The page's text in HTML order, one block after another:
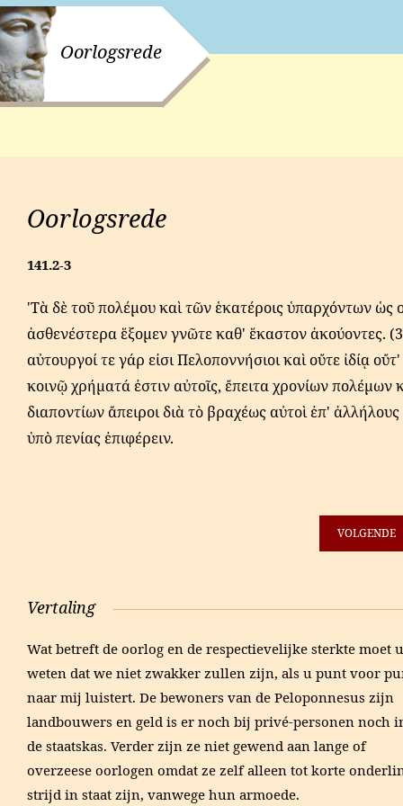
Oorlogsrede
Oorlogsrede
141.2-3
'Τὰ δὲ τοῦ πολέμου καὶ τῶν ἑκατέροις ὑπαρχόντων ὡς
ἀσθενέστερα ἕξομεν γνῶτε καθ' ἕκαστον ἀκούοντες.
αὐτουργοί τε γάρ εἰσι Πελοποννήσιοι καὶ οὔτε ἰδίᾳ
κοινῷ χρήματά ἐστιν αὐτοῖς, ἔπειτα χρονίων πολέμων
διαποντίων ἄπειροι διὰ τὸ βραχέως αὐτοὶ ἐπ' ἀλλήλους
ὑπὸ πενίας ἐπιφέρειν.
VOLGENDE
Vertaling
Wat betreft de oorlog en de respectievelijke sterkte moet u
weten dat we niet zwakker zullen zijn, als u punt voor
naar mij luistert. De bewoners van de Peloponnesus zijn
landbouwers en geld is er noch bij privé-personen noch
de staatskas. Verder zijn ze niet gewend aan lange of
overzeese oorlogen omdat ze zelf alleen tot korte
strijd in staat zijn, vanwege hun armoede.